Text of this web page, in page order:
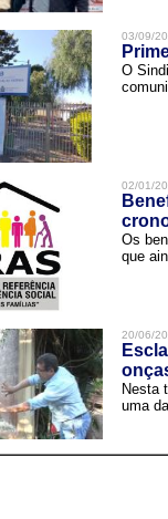
03/09/
O
02/01/
Os
que
20/06/
Nesta
uma